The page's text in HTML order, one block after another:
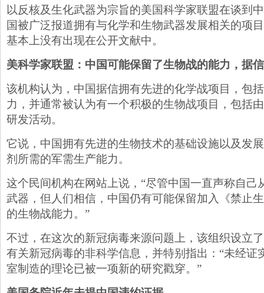
以反核及生化武器为宗旨的美国科学家联盟在谈到
国被广泛报道拥有与化学和生物武器发展相关的项
基本上没有出现在公开文献中。
美科学家联盟：中国可能保留了生物战的能力，据
该机构认为，中国据信拥有先进的化学战项目，包
力，并通常被认为有一个积极的生物战项目，包括
研发活动。
它说，中国拥有先进的生物技术的基础设施以及发
剂所需的军需生产能力。
这个民间机构在网站上说，“尽管中国一直声称自己
武器，但人们相信，中国仍有可能保留加入《禁止
的生物战能力。”
不过，在这次的新冠病毒来源问题上，该组织设立
有关新冠病毒的非科学信息，并特别指出：“未经证
室制造的理论已被一项新的研究戳穿。”